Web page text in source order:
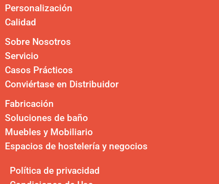
Personalización
Calidad
Sobre Nosotros
Servicio
Casos Prácticos
Conviértase en Distribuidor
Fabricación
Soluciones de baño
Muebles y Mobiliario
Espacios de hostelería y negocios
Política de privacidad